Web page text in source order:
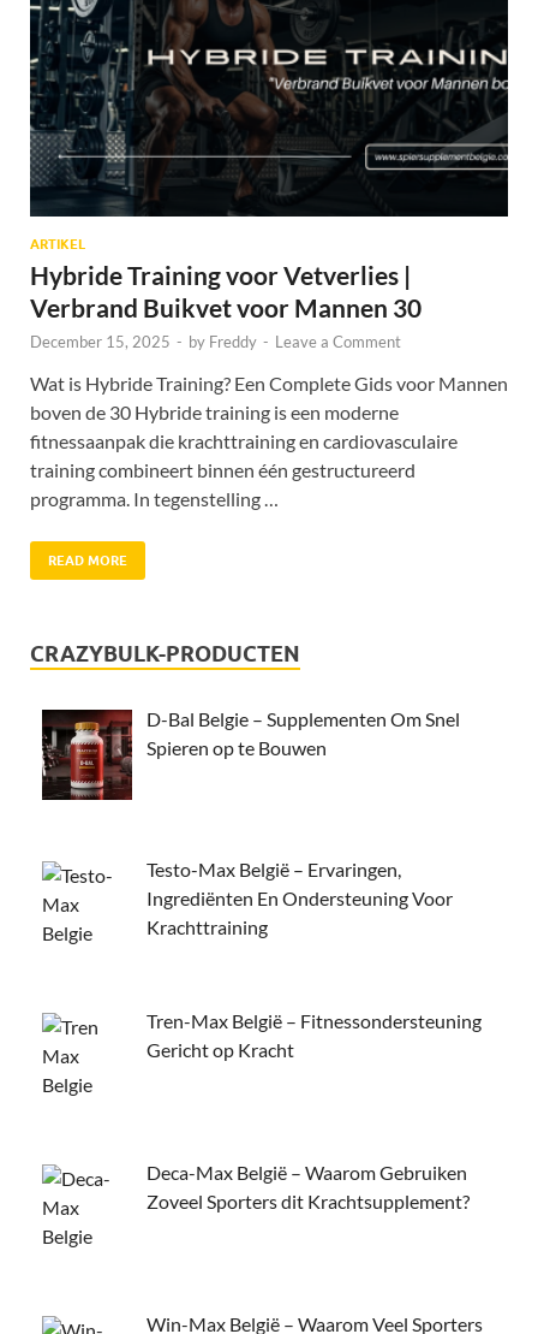
ARTIKEL
Hybride Training voor Vetverlies |
Verbrand Buikvet voor Mannen 30
December 15, 2025 - by Freddy - Leave a Comment
Wat is Hybride Training? Een Complete Gids voor Mannen
boven de 30 Hybride training is een moderne
fitnessaanpak die krachttraining en cardiovasculaire
training combineert binnen één gestructureerd
programma. In tegenstelling …
READ MORE
CRAZYBULK-PRODUCTEN
D-Bal Belgie – Supplementen Om Snel
Spieren op te Bouwen
Testo-Max België – Ervaringen,
Ingrediënten En Ondersteuning Voor
Krachttraining
Tren-Max België – Fitnessondersteuning
Gericht op Kracht
Deca-Max België – Waarom Gebruiken
Zoveel Sporters dit Krachtsupplement?
Win-Max België – Waarom Veel Sporters